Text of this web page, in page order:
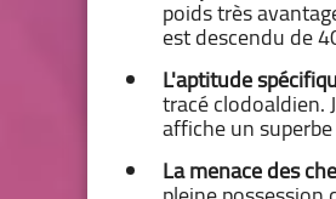
poids très
est descendu de
L'aptitude
tracé clodoaldien.
affiche un
La menace des